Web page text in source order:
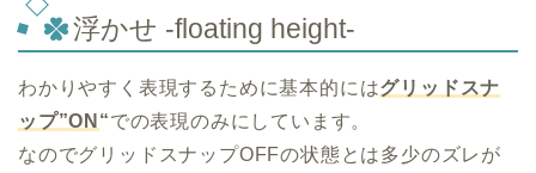
浮かせ -floating height-
わかりやすく表現するために基本的にはグリッドスナ
ップ”ON “での表現のみにしています。
なのでグリッドスナップOFFの状態とは多少のズレが